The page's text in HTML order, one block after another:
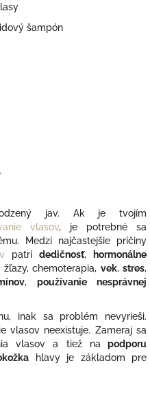
šampón
jav. Ak je tvojím
vlasov, je potrebné sa
Medzi najčastejšie príčiny
patrí dedičnosť,
hormonálne
chemoterapia, vek, stres,
,
používanie nesprávnej
inak sa problém nevyrieši.
vlasov neexistuje. Zameraj sa
vlasov a tiež na
podporu
hlavy je základom pre